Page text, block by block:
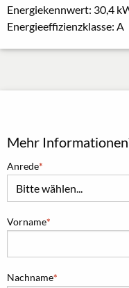
Energiekennwert: 30,4
Energieeffizienzklasse: A
Mehr
Anrede
Vorname
Nachname